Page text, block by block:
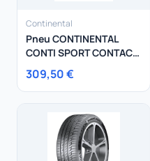
Continental
Pneu CONTINENTAL
CONTI SPORT CONTACT
5P 275/35R21 103Y
309,50 €